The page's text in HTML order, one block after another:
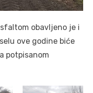
obavljeno je i
ove godine biće
potpisanom